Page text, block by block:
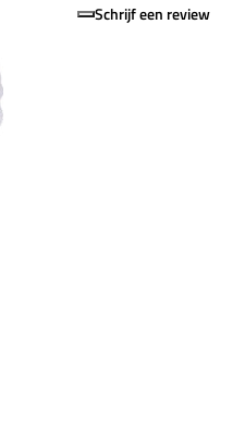
Schrijf een review